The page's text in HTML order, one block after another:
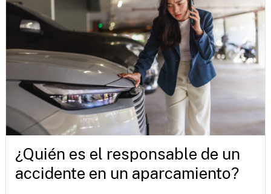
¿Quién es el responsable de un
accidente en un aparcamiento?